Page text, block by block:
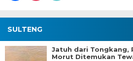
SULTENG
Jatuh dari Tongkang,
Morut Ditemukan